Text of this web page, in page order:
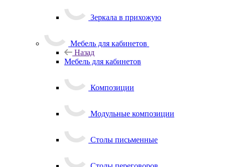
Зеркала в прихожую
Мебель для кабинетов
Назад
Мебель для кабинетов
Композиции
Модульные композиции
Столы письменные